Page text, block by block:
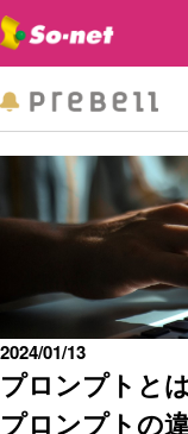
プロンプトと
プロンプトの
2024/01/13